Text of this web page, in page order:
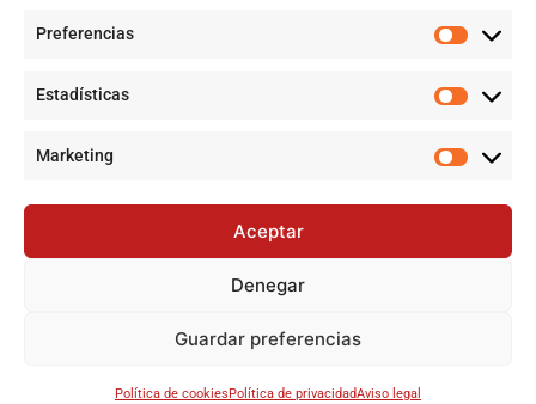
Preferencias
Estadísticas
Marketing
Aceptar
Denegar
Guardar preferencias
Política de cookiesPolítica de privacidadAviso legal
Jujutsu Kaisen: cuándo el shōnen decidió crecer sin perder su
Jujutsu Kaisen: Cuando El Shōnen Decidió Crecer Sin Renunciar
2024 mientras Andalucía denuncia desigualdades
©2024-2025 Todos los derechos reservados